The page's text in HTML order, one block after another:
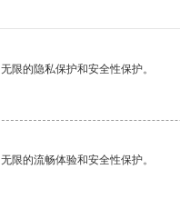
限的隐私保护和安全性保护。
限的流畅体验和安全性保护。